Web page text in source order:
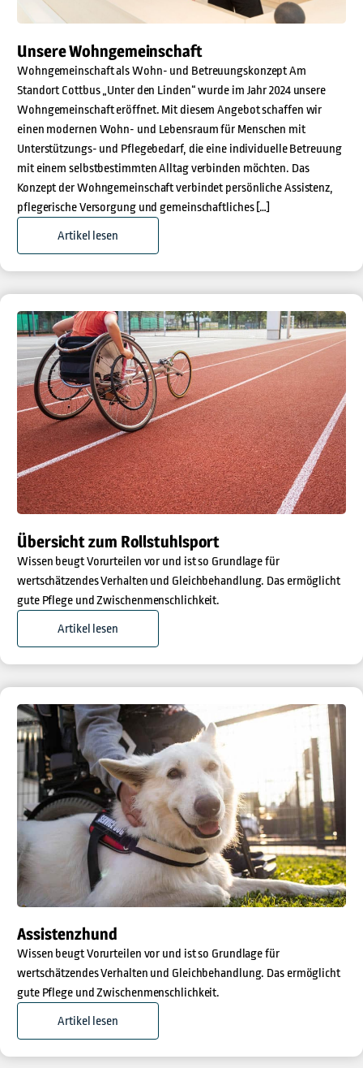
Unsere Wohngemeinschaft
Wohngemeinschaft als Wohn- und Betreuungskonzept Am
Standort Cottbus „Unter den Linden“ wurde im Jahr 2024 unsere
Wohngemeinschaft eröffnet. Mit diesem Angebot schaffen wir
einen modernen Wohn- und Lebensraum für Menschen mit
Unterstützungs- und Pflegebedarf, die eine individuelle Betreuung
mit einem selbstbestimmten Alltag verbinden möchten. Das
Konzept der Wohngemeinschaft verbindet persönliche Assistenz,
pflegerische Versorgung und gemeinschaftliches […]
Artikel lesen
Übersicht zum Rollstuhlsport
Wissen beugt Vorurteilen vor und ist so Grundlage für
wertschätzendes Verhalten und Gleichbehandlung. Das ermöglicht
gute Pflege und Zwischenmenschlichkeit.
Artikel lesen
Assistenzhund
Wissen beugt Vorurteilen vor und ist so Grundlage für
wertschätzendes Verhalten und Gleichbehandlung. Das ermöglicht
gute Pflege und Zwischenmenschlichkeit.
Artikel lesen